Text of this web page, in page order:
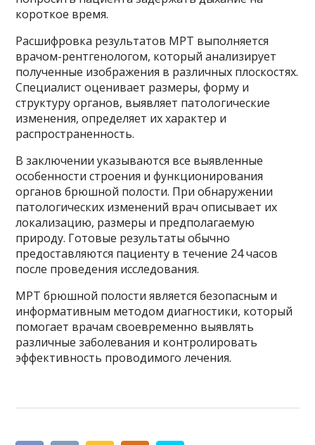
короткое время.
Расшифровка результатов МРТ выполняется
врачом-рентгенологом, который анализирует
полученные изображения в различных плоскостях.
Специалист оценивает размеры, форму и
структуру органов, выявляет патологические
изменения, определяет их характер и
распространенность.
В заключении указываются все выявленные
особенности строения и функционирования
органов брюшной полости. При обнаружении
патологических изменений врач описывает их
локализацию, размеры и предполагаемую
природу. Готовые результаты обычно
предоставляются пациенту в течение 24 часов
после проведения исследования.
МРТ брюшной полости является безопасным и
информативным методом диагностики, который
помогает врачам своевременно выявлять
различные заболевания и контролировать
эффективность проводимого лечения.